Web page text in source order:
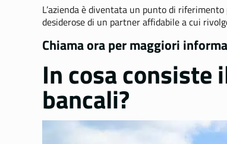
L’azienda è diventata un punto di
desiderose di un partner affidabile a cui
Chiama ora per maggiori
In cosa
bancali?